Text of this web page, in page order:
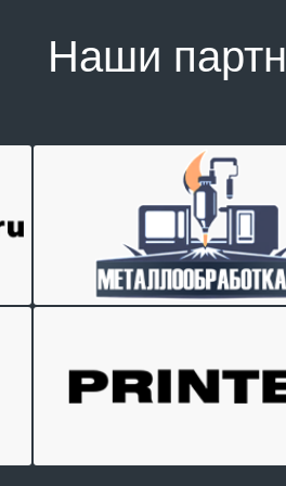
Наши